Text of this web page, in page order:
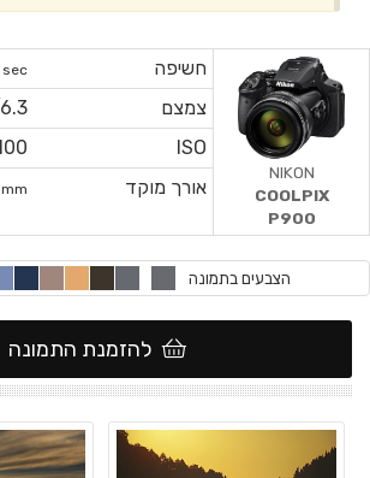
חשיפה sec
צמצם
ISO
אורך מוקד
mm
NIKON
COOLPIX
P900
הצבעים בתמונה
להזמנת התמונה